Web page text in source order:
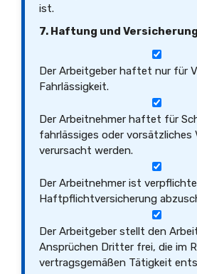
ist.
7. Haftung und Versicherung
Der Arbeitgeber haftet nur für
Fahrlässigkeit.
Der Arbeitnehmer haftet für
fahrlässiges oder vorsätzliches
verursacht werden.
Der Arbeitnehmer ist
Haftpflichtversicherung
Der Arbeitgeber stellt den
Ansprüchen Dritter frei, die im
vertragsgemäßen Tätigkeit